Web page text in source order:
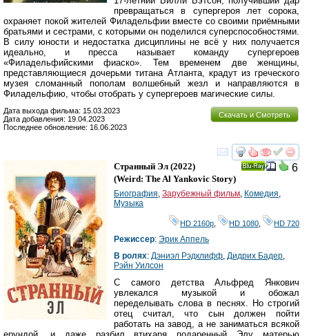
превращаться в супергероя лет сорока,
охраняет покой жителей Филадельфии вместе со своими приёмными
братьями и сестрами, с которыми он поделился суперспособностями.
В силу юности и недостатка дисциплины не всё у них получается
идеально, и пресса называет команду супергероев
«Филадельфийскими фиаско». Тем временем две женщины,
представляющиеся дочерьми титана Атланта, крадут из греческого
музея сломанный пополам волшебный жезл и направляются в
Филадельфию, чтобы отобрать у супергероев магические силы.
Скачать и Смотреть
Дата выхода фильма: 15.03.2023
Дата добавления: 19.04.2023
Последнее обновление: 16.06.2023
смотреть
6
Странный Эл (2022)
(Weird: The Al Yankovic Story)
Биография, Зарубежный фильм, Комедия,
Музыка
HD 2160р HD 1080 HD 720
Режиссер: Эрик Аппель
В ролях: Дэниэл Рэдклифф, Дидрих Бадер,
Рэйн Уилсон
С самого детства Альфред Янкович
увлекался музыкой и обожал
переделывать слова в песнях. Но строгий
отец считал, что сын должен пойти
работать на завод, а не заниматься всякой